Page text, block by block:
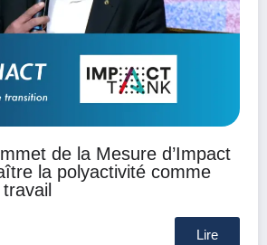
de la Mesure d’Impact
la polyactivité comme
Lire